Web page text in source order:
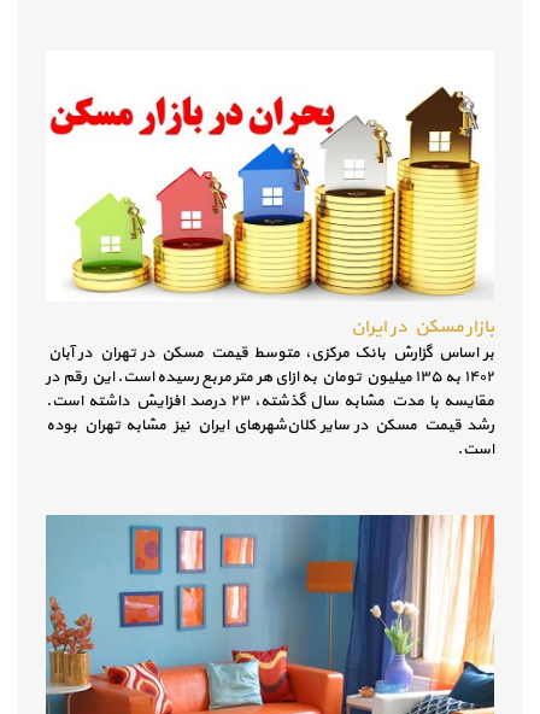
بازار مسکن در ایران
بر اساس گزارش بانک مرکزی، متوسط قیمت مسکن در تهران در آبان
۱۴۰۲ به ۱۳۵ میلیون تومان به ازای هر متر مربع رسیده است. این رقم در
مقایسه با مدت مشابه سال گذشته، ۲۳ درصد افزایش داشته است.
رشد قیمت مسکن در سایر کلان‌شهرهای ایران نیز مشابه تهران بوده
است.